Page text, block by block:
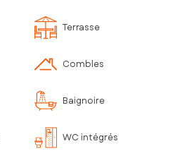
Terrasse
Combles
Baignoire
WC intégrés